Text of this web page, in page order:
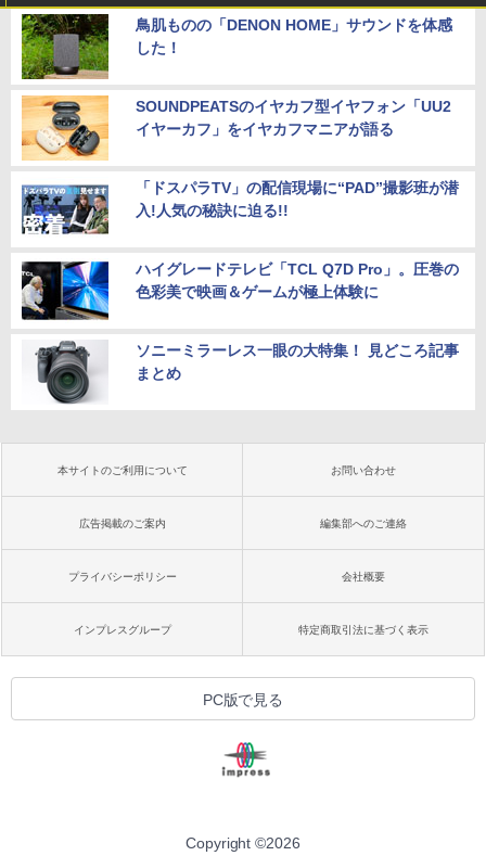
鳥肌ものの「DENON HOME」サウンドを体感
した！
SOUNDPEATSのイヤカフ型イヤフォン「UU2
イヤーカフ」をイヤカフマニアが語る
「ドスパラTV」の配信現場に“PAD”撮影班が潜
入!人気の秘訣に迫る!!
ハイグレードテレビ「TCL Q7D Pro」。圧巻の
色彩美で映画＆ゲームが極上体験に
ソニーミラーレス一眼の大特集！ 見どころ記事
まとめ
本サイトのご利用について お問い合わせ
広告掲載のご案内 編集部へのご連絡
プライバシーポリシー 会社概要
インプレスグループ 特定商取引法に基づく表示
PC版で見る
Copyright ©2026